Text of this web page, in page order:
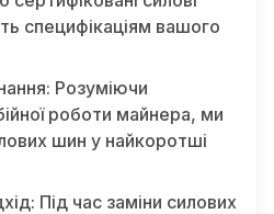
специфікаціям вашого
Розуміючи
роботи майнера, ми
шин у найкоротші
Під час заміни силових